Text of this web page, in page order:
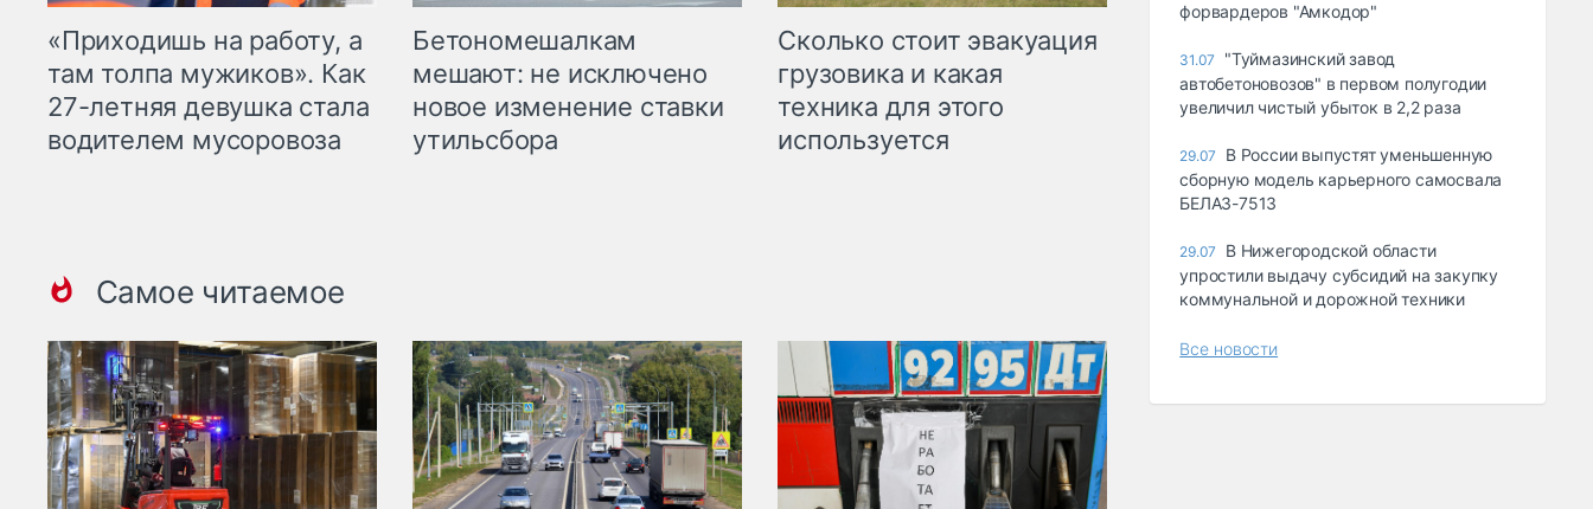
«Приходишь на работу, а
там толпа мужиков». Как
27-летняя девушка стала
водителем мусоровоза
Бетономешалкам
мешают: не исключено
новое изменение ставки
утильсбора
Сколько стоит эвакуация
грузовика и какая
техника для этого
используется
Самое читаемое
форвардеров "Амкодор"
31.07
"Туймазинский завод
автобетоновозов" в первом полугодии
увеличил чистый убыток в 2,2 раза
29.07
В России выпустят уменьшенную
сборную модель карьерного самосвала
БЕЛАЗ-7513
29.07
В Нижегородской области
упростили выдачу субсидий на закупку
коммунальной и дорожной техники
Все новости